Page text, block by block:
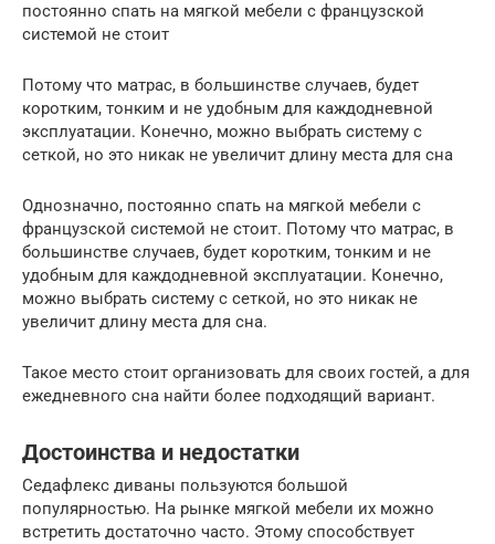
постоянно спать на мягкой мебели с французской
системой не стоит
Потому что матрас, в большинстве случаев, будет
коротким, тонким и не удобным для каждодневной
эксплуатации. Конечно, можно выбрать систему с
сеткой, но это никак не увеличит длину места для сна
Однозначно, постоянно спать на мягкой мебели с
французской системой не стоит. Потому что матрас, в
большинстве случаев, будет коротким, тонким и не
удобным для каждодневной эксплуатации. Конечно,
можно выбрать систему с сеткой, но это никак не
увеличит длину места для сна.
Такое место стоит организовать для своих гостей, а для
ежедневного сна найти более подходящий вариант.
Достоинства и недостатки
Седафлекс диваны пользуются большой
популярностью. На рынке мягкой мебели их можно
встретить достаточно часто. Этому способствует